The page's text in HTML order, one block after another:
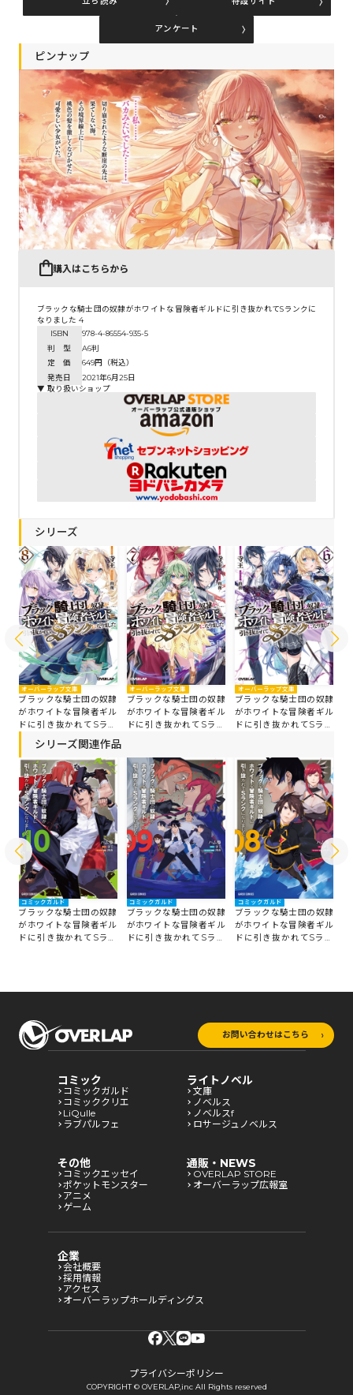
コミックエッセイ
アンケート
ピンナップ
購入はこちらから
ブラックな騎士団の奴隷がホワイトな冒険者ギルドに引き抜かれてSランクに
なりました 4
ISBN
978-4-86554-935-5
判 型
A6判
定 価
649円（税込）
発売日
2021年6月25日
▼ 取り扱いショップ
シリーズ
オーバーラップ文庫
ブラックな騎士団の奴隷
がホワイトな冒険者ギル
ドに引き抜かれてSラン
クになりました 8
オーバーラップ文庫
ブラックな騎士団の奴隷
がホワイトな冒険者ギル
ドに引き抜かれてSラン
オーバーラップ文庫
ブラックな騎士団の奴隷
がホワイトな冒険者ギル
ドに引き抜かれてSラン
シリーズ関連作品
コミックガルド
ブラックな騎士団の奴隷
がホワイトな冒険者ギル
ドに引き抜かれてSラン
コミックガルド
ブラックな騎士団の奴隷
がホワイトな冒険者ギル
ドに引き抜かれてSラン
コミックガルド
ブラックな騎士団の奴隷
がホワイトな冒険者ギル
ドに引き抜かれてSラン
お問い合わせはこちら
コミック
コミックガルド
コミッククリエ
LiQulle
ラブパルフェ
ライトノベル
文庫
ノベルス
ノベルスf
ロサージュノベルス
その他
コミックエッセイ
ポケットモンスター
アニメ
ゲーム
通販・NEWS
OVERLAP STORE
オーバーラップ広報室
企業
会社概要
採用情報
アクセス
オーバーラップホールディングス
プライバシーポリシー
COPYRIGHT © OVERLAP,inc All Rights reserved